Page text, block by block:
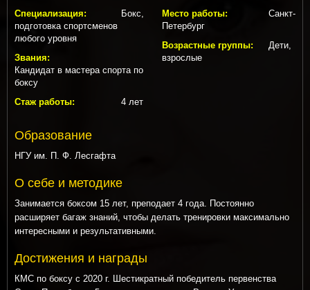
Специализация:
Бокс,
подготовка спортсменов
любого уровня
Звания:
Кандидат в мастера спорта по
боксу
Стаж работы:
4 лет
Место работы:
Санкт-
Петербург
Возрастные группы:
Дети,
взрослые
Образование
НГУ им. П. Ф. Лесгафта
О себе и методике
Занимается боксом 15 лет, преподает 4 года. Постоянно
расширяет багаж знаний, чтобы делать тренировки максимально
интересными и результативными.
Достижения и награды
КМС по боксу с 2020 г. Шестикратный победитель первенства